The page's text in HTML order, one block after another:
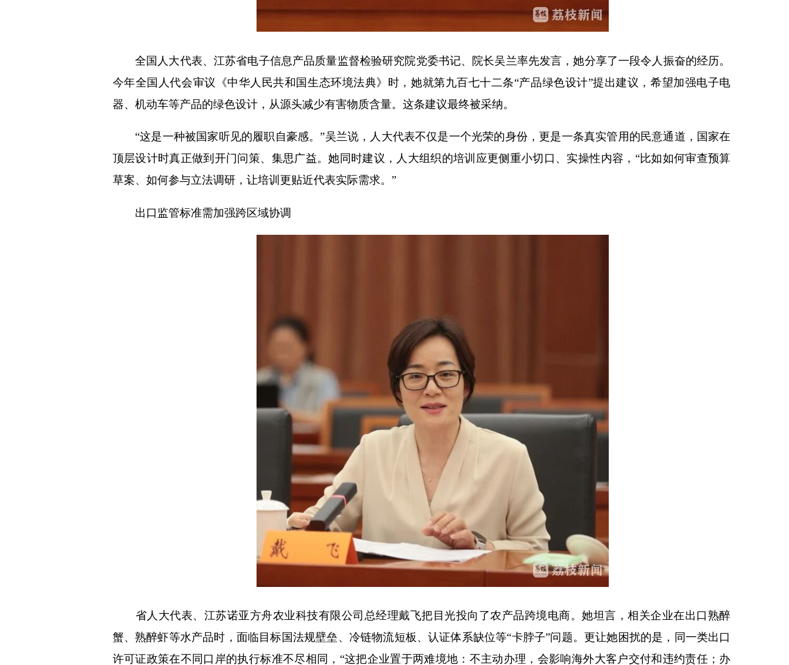
全国人大代表、江苏省电子信息产品质量监督检验研究院党委书记、院长吴兰率先发言，她分享了一段令人振奋的经历。
今年全国人代会审议《中华人民共和国生态环境法典》时，她就第九百七十二条“产品绿色设计”提出建议，希望加强电子电
器、机动车等产品的绿色设计，从源头减少有害物质含量。这条建议最终被采纳。
“这是一种被国家听见的履职自豪感。”吴兰说，人大代表不仅是一个光荣的身份，更是一条真实管用的民意通道，国家在
顶层设计时真正做到开门问策、集思广益。她同时建议，人大组织的培训应更侧重小切口、实操性内容，“比如如何审查预算
草案、如何参与立法调研，让培训更贴近代表实际需求。”
出口监管标准需加强跨区域协调
省人大代表、江苏诺亚方舟农业科技有限公司总经理戴飞把目光投向了农产品跨境电商。她坦言，相关企业在出口熟醉
蟹、熟醉虾等水产品时，面临目标国法规壁垒、冷链物流短板、认证体系缺位等“卡脖子”问题。更让她困扰的是，同一类出口
许可证政策在不同口岸的执行标准不尽相同，“这把企业置于两难境地：不主动办理，会影响海外大客户交付和违约责任；办